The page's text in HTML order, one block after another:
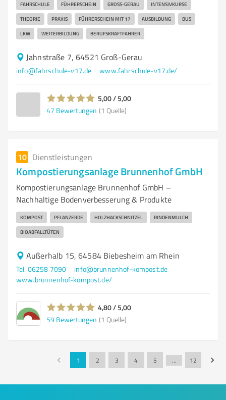
FAHRSCHULE FÜHRERSCHEIN GROSS-GERAU INTENSIVKURSE
THEORIE PRAXIS FÜHRERSCHEIN MIT 17 AUSBILDUNG BUS
LKW WEITERBILDUNG BERUFSKRAFTFAHRER
Jahnstraße 7, 64521 Groß-Gerau
info@fahrschule-v17.de www.fahrschule-v17.de/
5,00 / 5,00
47 Bewertungen (1 Quelle)
10 Dienstleistungen
Kompostierungsanlage Brunnenhof GmbH
Kompostierungsanlage Brunnenhof GmbH –
Nachhaltige Bodenverbesserung & Produkte
KOMPOST PFLANZERDE HOLZHACKSCHNITZEL RINDENMULCH
BIOABFALLTÜTEN
Außerhalb 15, 64584 Biebesheim am Rhein
Tel. 06258 7090
info@brunnenhof-kompost.de
www.brunnenhof-kompost.de/
4,80 / 5,00
59 Bewertungen (1 Quelle)
1 2 3 4 5 … 12